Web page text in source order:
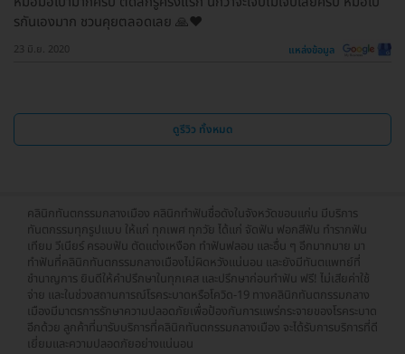
รกันเองมาก ชวนคุยตลอดเลย 🙏❤️
23 มิ.ย. 2020 แหล่งข้อมูล
ดูรีวิว ทั้งหมด
คลินิกทันตกรรมกลางเมือง คลินิกทำฟันชื่อดังในจังหวัดขอนแก่น มีบริการ
ทันตกรรมทุกรูปแบบ ให้แก่ ทุกเพศ ทุกวัย ได้แก่ จัดฟัน ฟอกสีฟัน ทำรากฟัน
เทียม วีเนียร์ ครอบฟัน ตัดแต่งเหงือก ทำฟันฟลอม และอื่น ๆ อีกมากมาย มา
ทำฟันที่คลินิกทันตกรรมกลางเมืองไม่ผิดหวังแน่นอน และยังมีทันตแพทย์ที่
ชำนาญการ ยินดีให้คำปรึกษาในทุกเคส และปรึกษาก่อนทำฟัน ฟรี! ไม่เสียค่าใช้
จ่าย และในช่วงสถานการณ์โรคระบาดหรือโควิด-19 ทางคลินิกทันตกรรมกลาง
เมืองมีมาตรการรักษาความปลอดภัยเพื่อป้องกันการแพร่กระจายของโรคระบาด
อีกด้วย ลูกค้าที่มารับบริการที่คลินิกทันตกรรมกลางเมือง จะได้รับการบริการที่ดี
เยี่ยมและความปลอดภัยอย่างแน่นอน